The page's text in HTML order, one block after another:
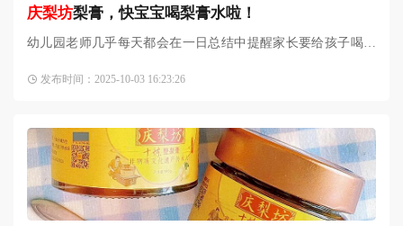
庆梨坊梨膏，快宝宝喝梨膏水啦！
幼儿园老师几乎每天都会在一日总结中提醒家长要给孩子喝梨
梨膏对孩子到底有什么好
发布时间：2025-10-03 16:23:26